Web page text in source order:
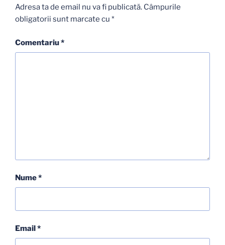
Adresa ta de email nu va fi publicată. Câmpurile
obligatorii sunt marcate cu *
Comentariu*
Nume*
Email*